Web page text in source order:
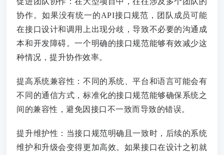
协作。如果没有统一的API接口规范，团队成员可能
在接口设计和调用上出现分歧，导致不必要的沟通成
本和开发障碍。一个明确的接口规范能够有效减少这
种情况，提升协作效率。
提高系统兼容性：不同的系统、平台和语言可能会有
不同的通信方式，标准化的接口规范能够确保系统之
间的兼容性，避免因接口不一致而导致的错误。
提升维护性：当接口规范明确且一致时，后续的系统
维护和升级会变得更加高效。如果接口在设计之初就